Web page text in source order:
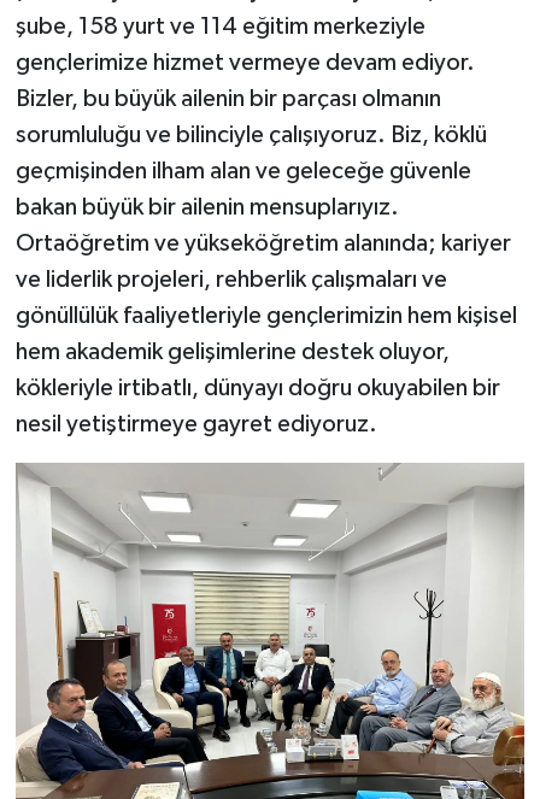
şube, 158 yurt ve 114 eğitim merkeziyle
gençlerimize hizmet vermeye devam ediyor.
Bizler, bu büyük ailenin bir parçası olmanın
sorumluluğu ve bilinciyle çalışıyoruz. Biz, köklü
geçmişinden ilham alan ve geleceğe güvenle
bakan büyük bir ailenin mensuplarıyız.
Ortaöğretim ve yükseköğretim alanında; kariyer
ve liderlik projeleri, rehberlik çalışmaları ve
gönüllülük faaliyetleriyle gençlerimizin hem kişisel
hem akademik gelişimlerine destek oluyor,
kökleriyle irtibatlı, dünyayı doğru okuyabilen bir
nesil yetiştirmeye gayret ediyoruz.